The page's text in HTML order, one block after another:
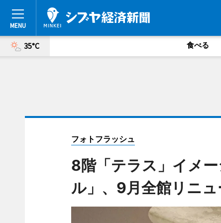
35°C 食べる
フォトフラッシュ
8階「テラス」イメ
ル」、9月全館リニ